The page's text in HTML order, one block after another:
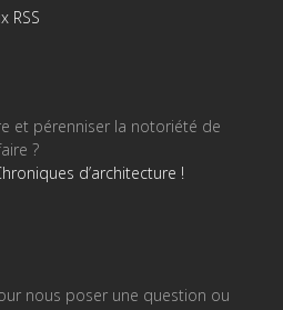
RSS
et pérenniser la notoriété de
?
d’architecture !
nous poser une question ou